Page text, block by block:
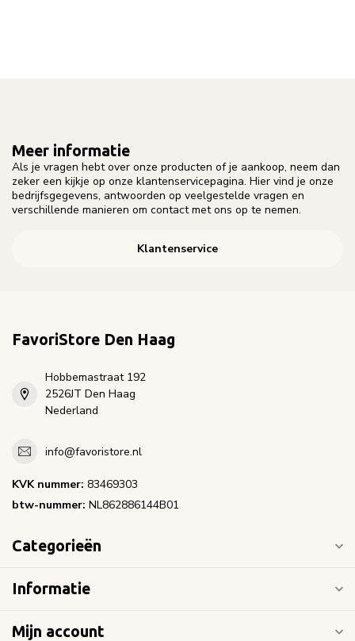
Meer informatie
Als je vragen hebt over onze producten of je aankoop, neem dan
zeker een kijkje op onze klantenservicepagina. Hier vind je onze
bedrijfsgegevens, antwoorden op veelgestelde vragen en
verschillende manieren om contact met ons op te nemen.
Klantenservice
FavoriStore Den Haag
Hobbemastraat 192
2526JT Den Haag
Nederland
info@favoristore.nl
KVK nummer: 83469303
btw-nummer: NL862886144B01
Categorieën
Informatie
Mijn account